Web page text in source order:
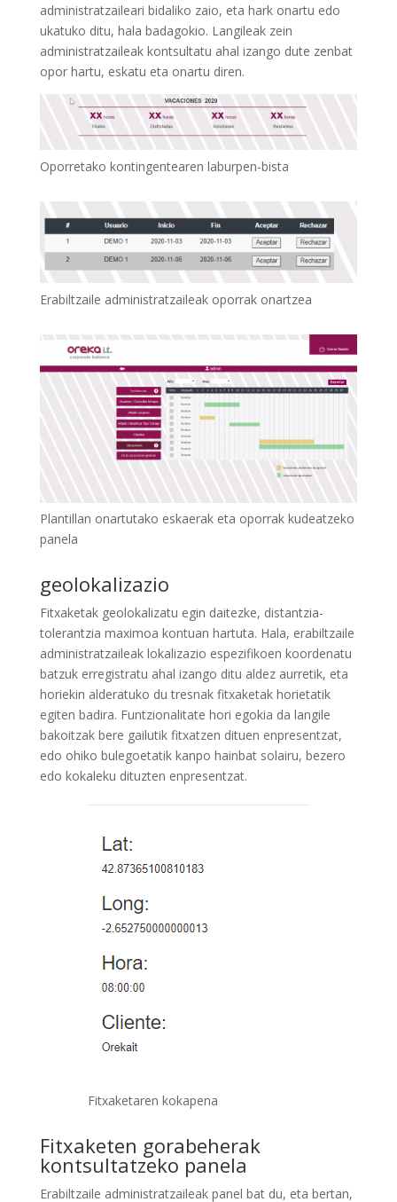
administratzaileari bidaliko zaio, eta hark onartu edo
ukatuko ditu, hala badagokio. Langileak zein
administratzaileak kontsultatu ahal izango dute zenbat
opor hartu, eskatu eta onartu diren.
Oporretako kontingentearen laburpen-bista
Erabiltzaile administratzaileak oporrak onartzea
Plantillan onartutako eskaerak eta oporrak kudeatzeko
panela
geolokalizazio
Fitxaketak geolokalizatu egin daitezke, distantzia-
tolerantzia maximoa kontuan hartuta. Hala, erabiltzaile
administratzaileak lokalizazio espezifikoen koordenatu
batzuk erregistratu ahal izango ditu aldez aurretik, eta
horiekin alderatuko du tresnak fitxaketak horietatik
egiten badira. Funtzionalitate hori egokia da langile
bakoitzak bere gailutik fitxatzen dituen enpresentzat,
edo ohiko bulegoetatik kanpo hainbat solairu, bezero
edo kokaleku dituzten enpresentzat.
Fitxaketaren kokapena
Fitxaketen gorabeherak
kontsultatzeko panela
Erabiltzaile administratzaileak panel bat du, eta bertan,